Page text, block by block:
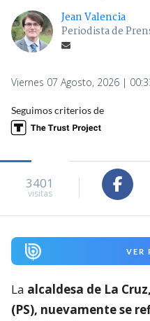
Jean Valencia
Periodista de
Viernes 07 Agosto, 2026 |
Seguimos criterios de
3401
visitas
VER
La alcaldesa de La
(PS), nuevamente se